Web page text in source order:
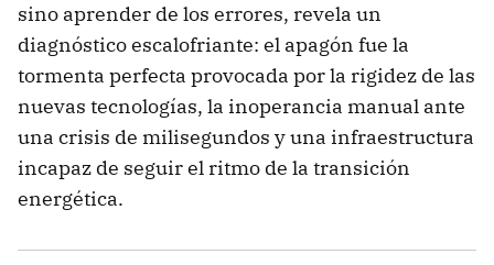
sino aprender de los errores, revela un
diagnóstico escalofriante: el apagón fue la
tormenta perfecta provocada por la rigidez de las
nuevas tecnologías, la inoperancia manual ante
una crisis de milisegundos y una infraestructura
incapaz de seguir el ritmo de la transición
energética.